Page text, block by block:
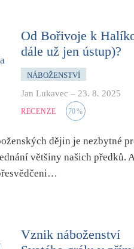
Od Bořivoje k
dále už jen ústup)?
NÁBOŽENSTVÍ
Jan Lukavec – 23. 8. 2025
RECENZE 70%
dějin je nezbytné
většiny našich předků.
Vznik náboženství